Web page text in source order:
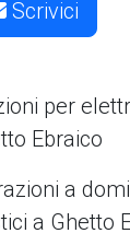
Scrivici
per
Ebraico
a
a Ghetto